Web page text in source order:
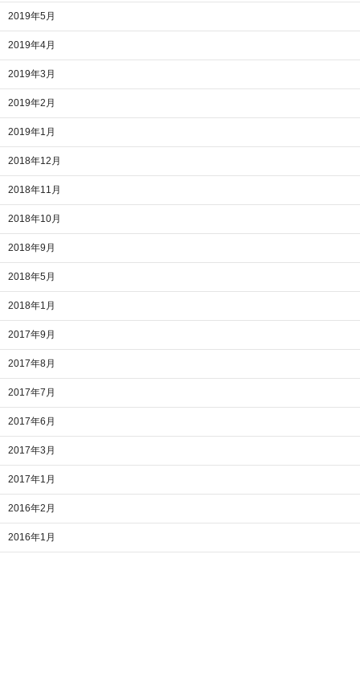
2019年5月
2019年4月
2019年3月
2019年2月
2019年1月
2018年12月
2018年11月
2018年10月
2018年9月
2018年5月
2018年1月
2017年9月
2017年8月
2017年7月
2017年6月
2017年3月
2017年1月
2016年2月
2016年1月